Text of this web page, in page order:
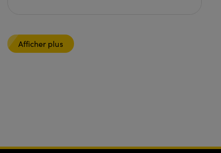
Afficher plus